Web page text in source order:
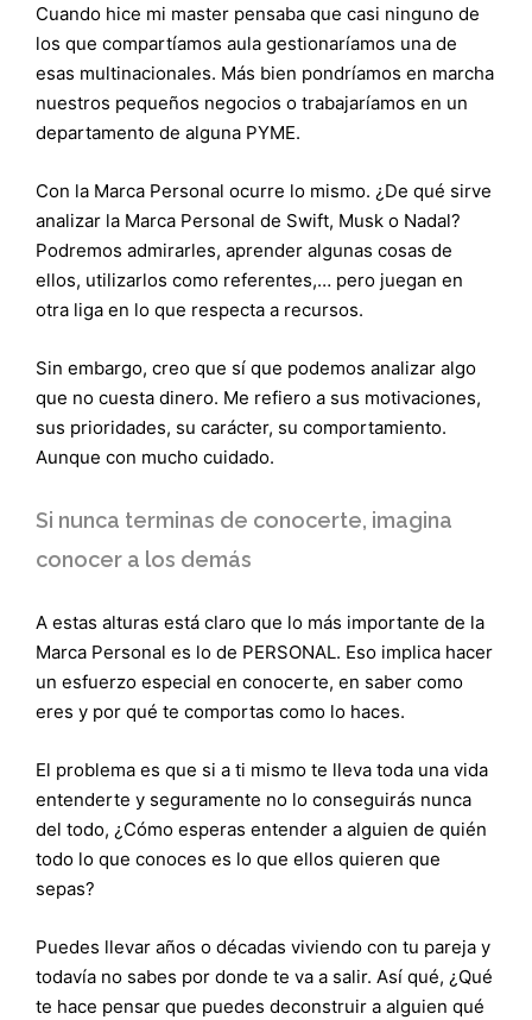
Cuando hice mi master pensaba que casi ninguno de
los que compartíamos aula gestionaríamos una de
esas multinacionales. Más bien pondríamos en marcha
nuestros pequeños negocios o trabajaríamos en un
departamento de alguna PYME.
Con la Marca Personal ocurre lo mismo. ¿De qué sirve
analizar la Marca Personal de Swift, Musk o Nadal?
Podremos admirarles, aprender algunas cosas de
ellos, utilizarlos como referentes,… pero juegan en
otra liga en lo que respecta a recursos.
Sin embargo, creo que sí que podemos analizar algo
que no cuesta dinero. Me refiero a sus motivaciones,
sus prioridades, su carácter, su comportamiento.
Aunque con mucho cuidado.
Si nunca terminas de conocerte, imagina
conocer a los demás
A estas alturas está claro que lo más importante de la
Marca Personal es lo de PERSONAL. Eso implica hacer
un esfuerzo especial en conocerte, en saber como
eres y por qué te comportas como lo haces.
El problema es que si a ti mismo te lleva toda una vida
entenderte y seguramente no lo conseguirás nunca
del todo, ¿Cómo esperas entender a alguien de quién
todo lo que conoces es lo que ellos quieren que
sepas?
Puedes llevar años o décadas viviendo con tu pareja y
todavía no sabes por donde te va a salir. Así qué, ¿Qué
te hace pensar que puedes deconstruir a alguien qué